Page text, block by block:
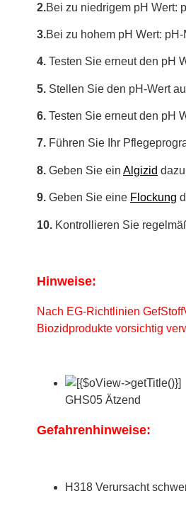
2.Bei zu niedrigem pH Wert:
3.Bei zu hohem pH Wert:
4. Testen Sie erneut den pH
5. Stellen Sie den pH-Wert
6. Testen Sie erneut den pH
7. Führen Sie Ihr
8. Geben Sie ein Algizid
9. Geben Sie eine Flockung
10. Kontrollieren Sie
Hinweise:
Nach EG-Richtlinien
Biozidprodukte vorsichtig
GHS05 Ätzend
Gefahrenhinweise:
H318 Verursacht